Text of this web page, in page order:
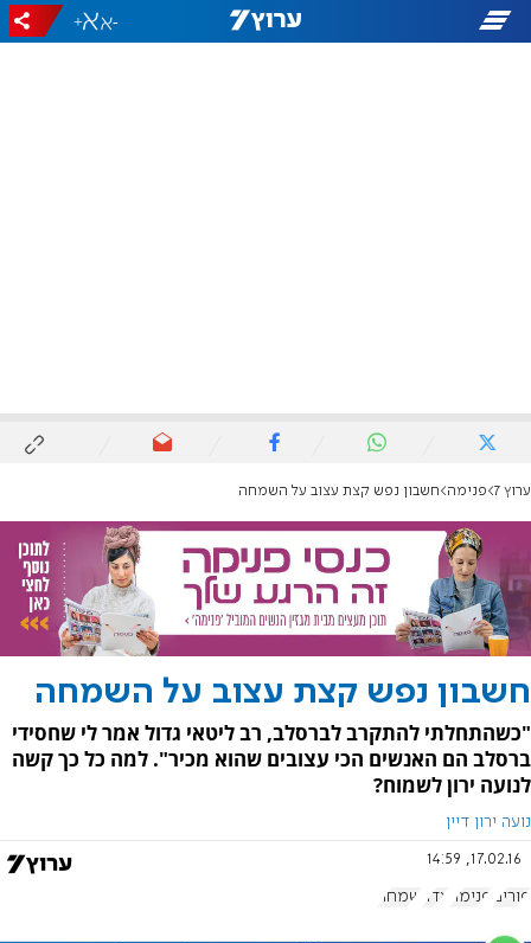
-
+
ערוץ 7 פנימה חשבון נפש קצת עצוב על השמחה
חשבון נפש קצת עצוב על השמחה
"כשהתחלתי להתקרב לברסלב, רב ליטאי גדול אמר לי שחסידי
ברסלב הם האנשים הכי עצובים שהוא מכיר". למה כל כך קשה
לנועה ירון לשמוח?
נועה ירון דיין
17.02.16, 14:59
פורים פנימה אדר שמחה